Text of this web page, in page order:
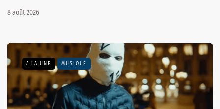
8 août 2026
A LA UNE MUSIQUE